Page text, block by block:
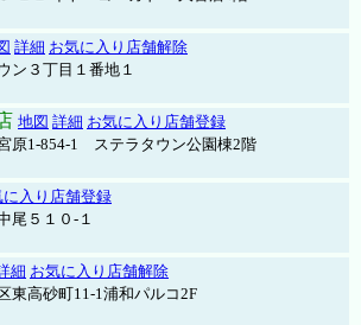
詳細 お気に入り店舗解除
ン３丁目１番地１
地図 詳細 お気に入り店舗登録
原1-854-1 ステラタウン公園棟2階
に入り店舗登録
尾５１０-１
細 お気に入り店舗解除
東高砂町11-1浦和パルコ2F